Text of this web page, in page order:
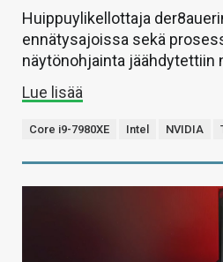
Huippuylikellottaja
ennätysajoissa sekä
näytönohjainta jäähdytettiin
Lue lisää
Core i9-7980XE Intel NVIDIA